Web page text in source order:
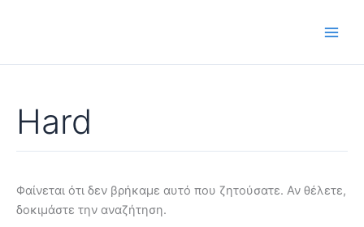
Hard
Φαίνεται ότι δεν βρήκαμε αυτό που ζητούσατε. Αν θέλετε,
δοκιμάστε την αναζήτηση.